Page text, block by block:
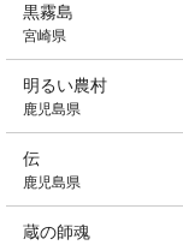
黒霧島
宮崎県
明るい農村
鹿児島県
伝
鹿児島県
蔵の師魂